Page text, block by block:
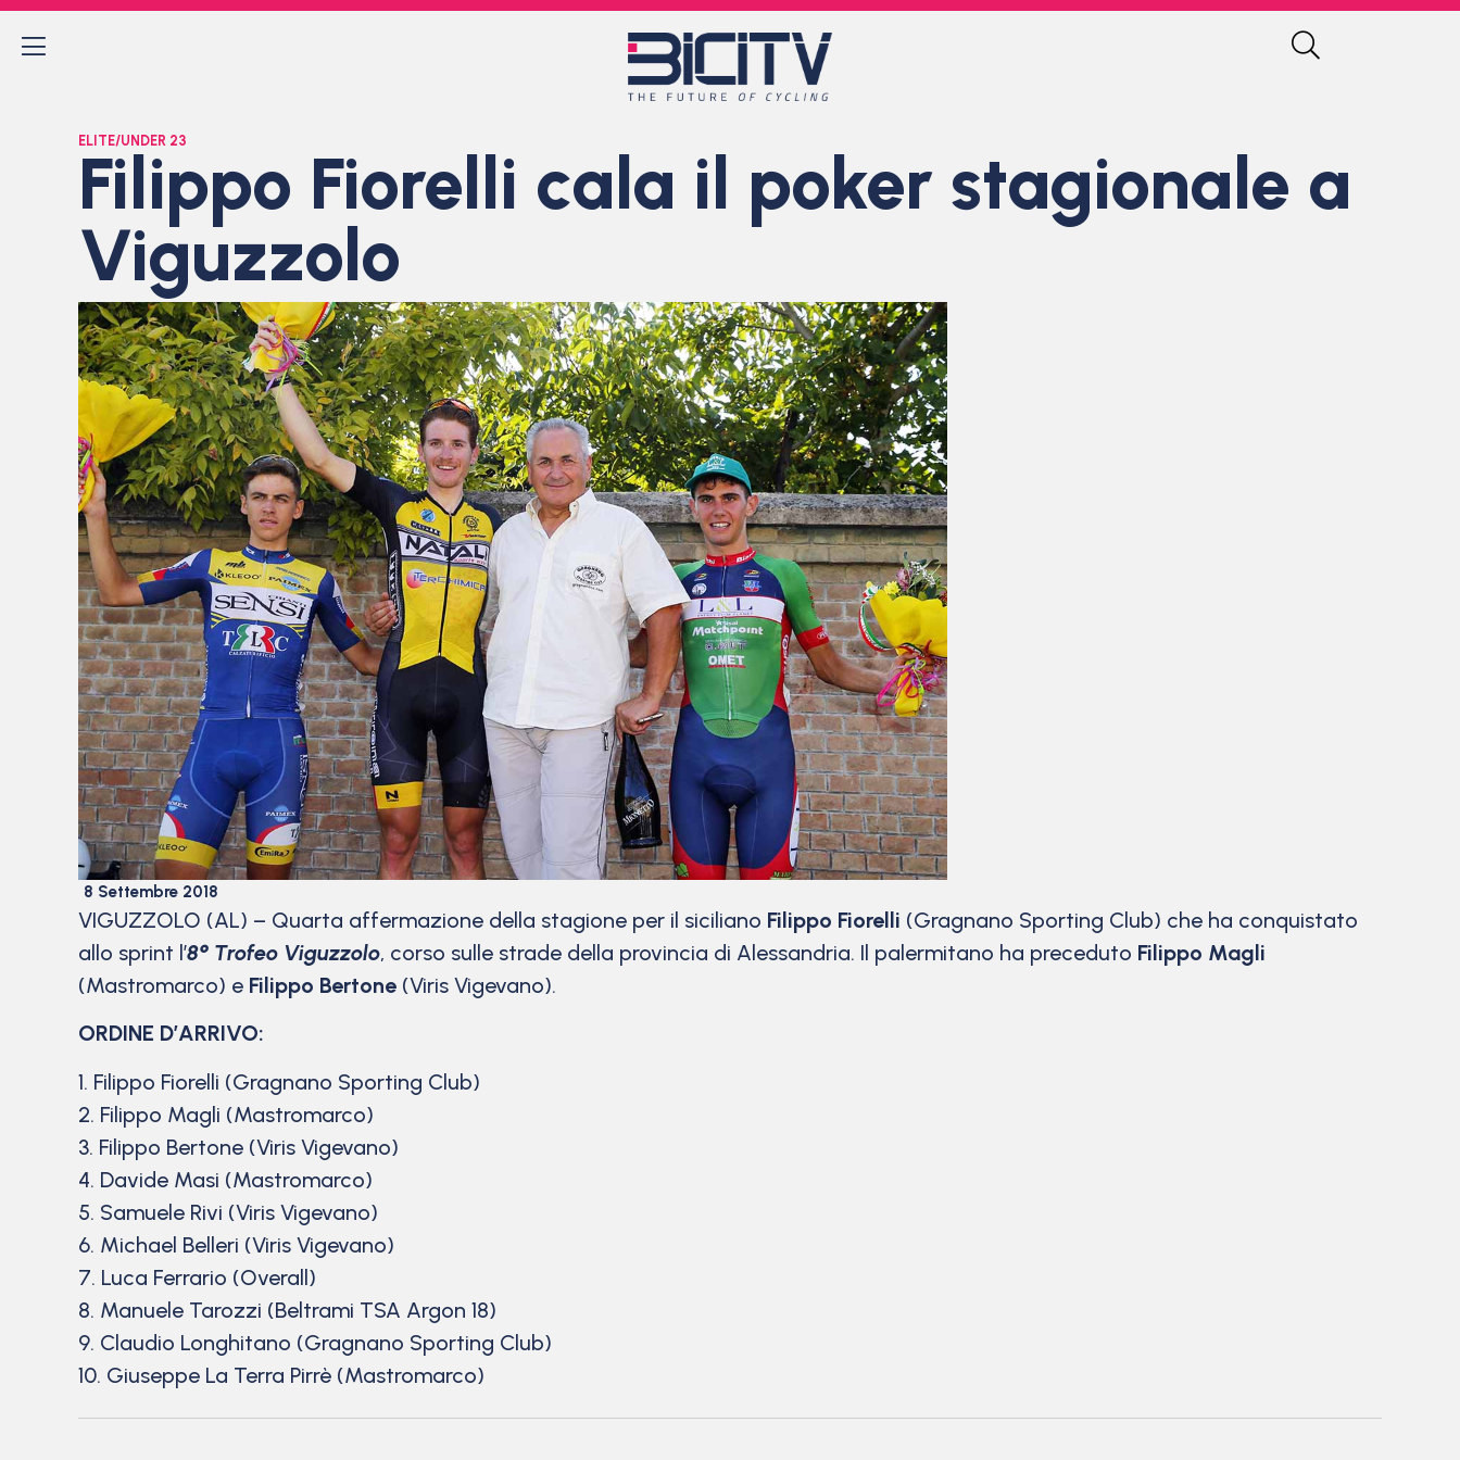
ELITE/UNDER 23
Filippo Fiorelli cala il poker stagionale a
Viguzzolo
8 Settembre 2018
VIGUZZOLO (AL) – Quarta affermazione della stagione per il siciliano Filippo Fiorelli (Gragnano Sporting Club) che ha conquistato
allo sprint l’8° Trofeo Viguzzolo, corso sulle strade della provincia di Alessandria. Il palermitano ha preceduto Filippo Magli
(Mastromarco) e Filippo Bertone (Viris Vigevano).
ORDINE D’ARRIVO:
1. Filippo Fiorelli (Gragnano Sporting Club)
2. Filippo Magli (Mastromarco)
3. Filippo Bertone (Viris Vigevano)
4. Davide Masi (Mastromarco)
5. Samuele Rivi (Viris Vigevano)
6. Michael Belleri (Viris Vigevano)
7. Luca Ferrario (Overall)
8. Manuele Tarozzi (Beltrami TSA Argon 18)
9. Claudio Longhitano (Gragnano Sporting Club)
10. Giuseppe La Terra Pirrè (Mastromarco)